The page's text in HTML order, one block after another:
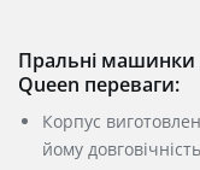
Пральні машинки
Queen переваги:
Корпус
йому